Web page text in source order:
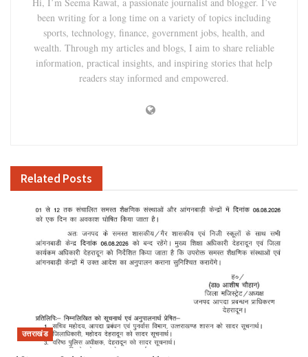
been writing for a long time on a variety of topics including
sports, technology, finance, government jobs, health, and
wealth. Through my articles and blogs, I aim to share reliable
information, practical insights, and inspiring stories that help
readers stay informed and empowered.
Related Posts
उत्तराखंड